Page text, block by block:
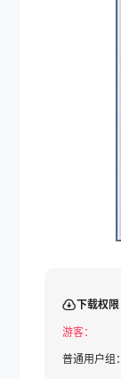
下载权限
游客：
普通用户组：